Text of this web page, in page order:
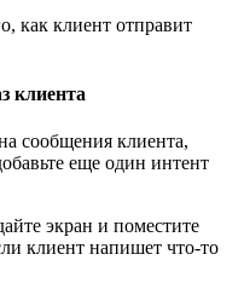
как клиент отправит
клиента
сообщения клиента,
еще один интент
экран и поместите
клиент напишет что-то